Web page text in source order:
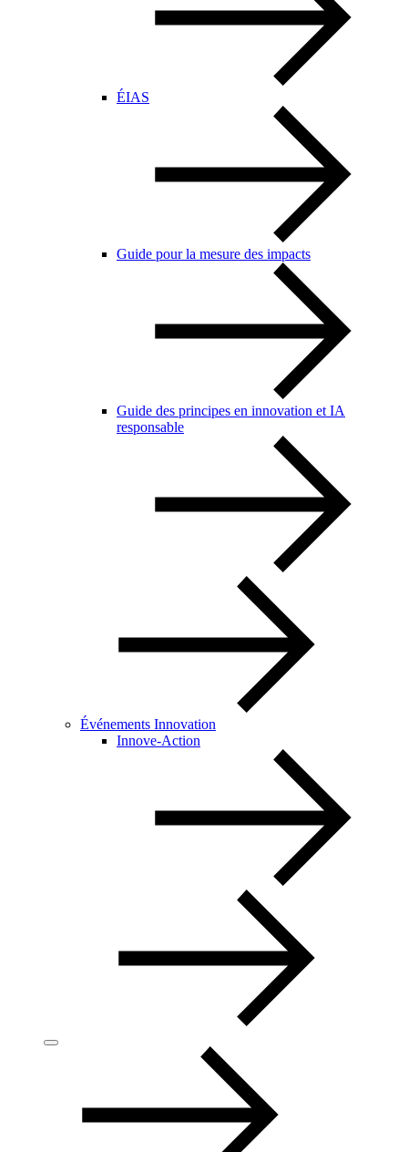
ÉIAS
Guide pour la mesure des impacts
Guide des principes en innovation et IA
responsable
Événements Innovation
Innove-Action